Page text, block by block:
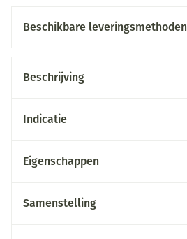
Beschikbare leveringsmethoden
Beschrijving
Indicatie
Eigenschappen
Samenstelling